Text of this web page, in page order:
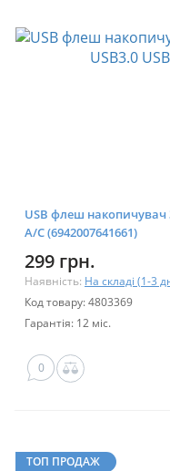
USB флеш накопичувач
A/C (6942007641661)
299 грн.
Наявність: На складі (1-3
Код товару: 4803369
Гарантія: 12 міс.
0
ТОП ПРОДАЖ